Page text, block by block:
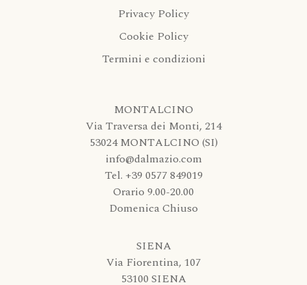
Privacy Policy
Cookie Policy
Termini e condizioni
MONTALCINO
Via Traversa dei Monti, 214
53024 MONTALCINO (SI)
info@dalmazio.com
Tel. +39 0577 849019
Orario 9.00-20.00
Domenica Chiuso
SIENA
Via Fiorentina, 107
53100 SIENA